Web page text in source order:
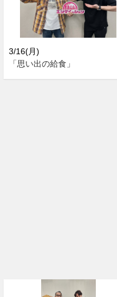
3/16(月)
「思い出の給食」